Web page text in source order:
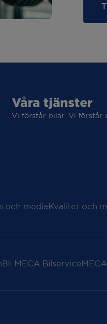
Våra tjänster
Vi förstår bilar. Vi förstår
och mediaKvalitet och
Bli MECA Bilservice